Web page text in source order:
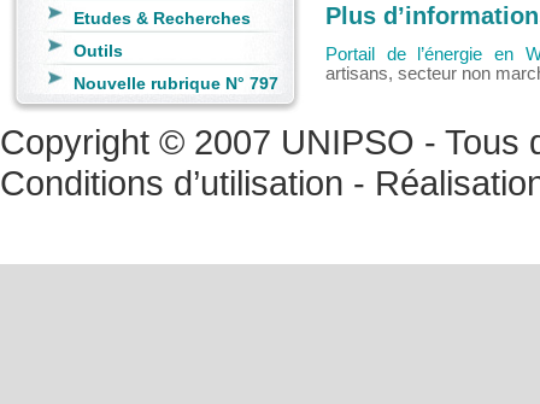
Etudes & Recherches
Outils
Nouvelle rubrique N° 797
Plus
Portail de l’énergie en
artisans, secteur non
Copyright © 2007 UNIPSO - Tous
Conditions d’utilisation -